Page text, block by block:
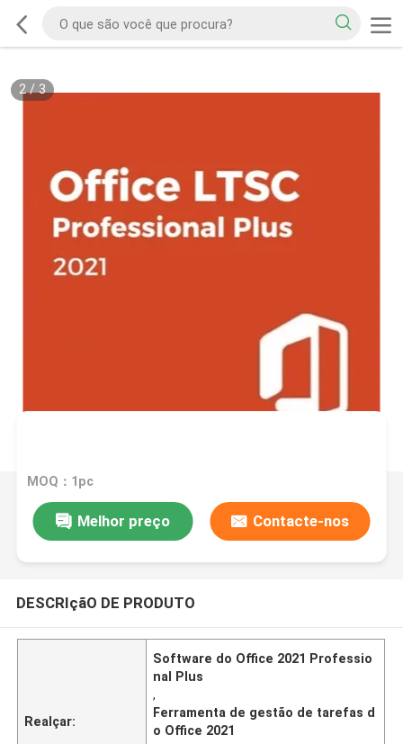
2/3
MOQ：1pc
Melhor preço Contacte-nos
DESCRIçãO DE PRODUTO
Realçar:
Software do Office 2021 Professio
nal Plus
,
Ferramenta de gestão de tarefas d
o Office 2021